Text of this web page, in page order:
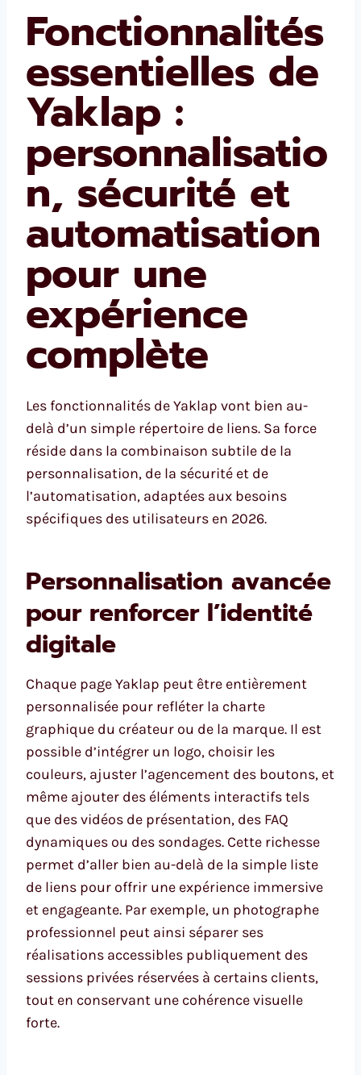
Fonctionnalités
essentielles de
Yaklap :
personnalisatio
n, sécurité et
automatisation
pour une
expérience
complète
Les fonctionnalités de Yaklap vont bien au-
delà d’un simple répertoire de liens. Sa force
réside dans la combinaison subtile de la
personnalisation, de la sécurité et de
l’automatisation, adaptées aux besoins
spécifiques des utilisateurs en 2026.
Personnalisation avancée
pour renforcer l’identité
digitale
Chaque page Yaklap peut être entièrement
personnalisée pour refléter la charte
graphique du créateur ou de la marque. Il est
possible d’intégrer un logo, choisir les
couleurs, ajuster l’agencement des boutons, et
même ajouter des éléments interactifs tels
que des vidéos de présentation, des FAQ
dynamiques ou des sondages. Cette richesse
permet d’aller bien au-delà de la simple liste
de liens pour offrir une expérience immersive
et engageante. Par exemple, un photographe
professionnel peut ainsi séparer ses
réalisations accessibles publiquement des
sessions privées réservées à certains clients,
tout en conservant une cohérence visuelle
forte.